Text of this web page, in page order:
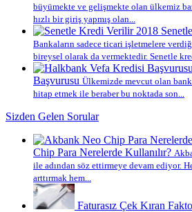
büyümekte ve gelişmekte olan ülkemiz
hızlı bir giriş yapmış olan...
Bankaların sadece ticari işletmelere
bireysel olarak da vermektedir. Senetle
Başvurusu Ülkemizde mevcut olan
hitap etmek ile beraber bu noktada son...
Sizden Gelen Sorular
Chip Para Nerelerde Kullanılır?
ile adından söz ettirmeye devam ediyor.
arttırmak hem...
Faturasız Çek Kıran